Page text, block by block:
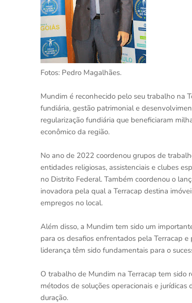
Fotos: Pedro Magalhães.
Mundim é reconhecido pelo seu trabalho na
fundiária, gestão patrimonial e
regularização fundiária que beneficiaram
econômico da região.
No ano de 2022 coordenou grupos de
entidades religiosas, assistenciais e clubes
no Distrito Federal. Também coordenou o
inovadora pela qual a Terracap destina
empregos no local.
Além disso, a Mundim tem sido um
para os desafios enfrentados pela Terracap
liderança têm sido fundamentais para o
O trabalho de Mundim na Terracap tem sido
métodos de soluções operacionais e
duração.